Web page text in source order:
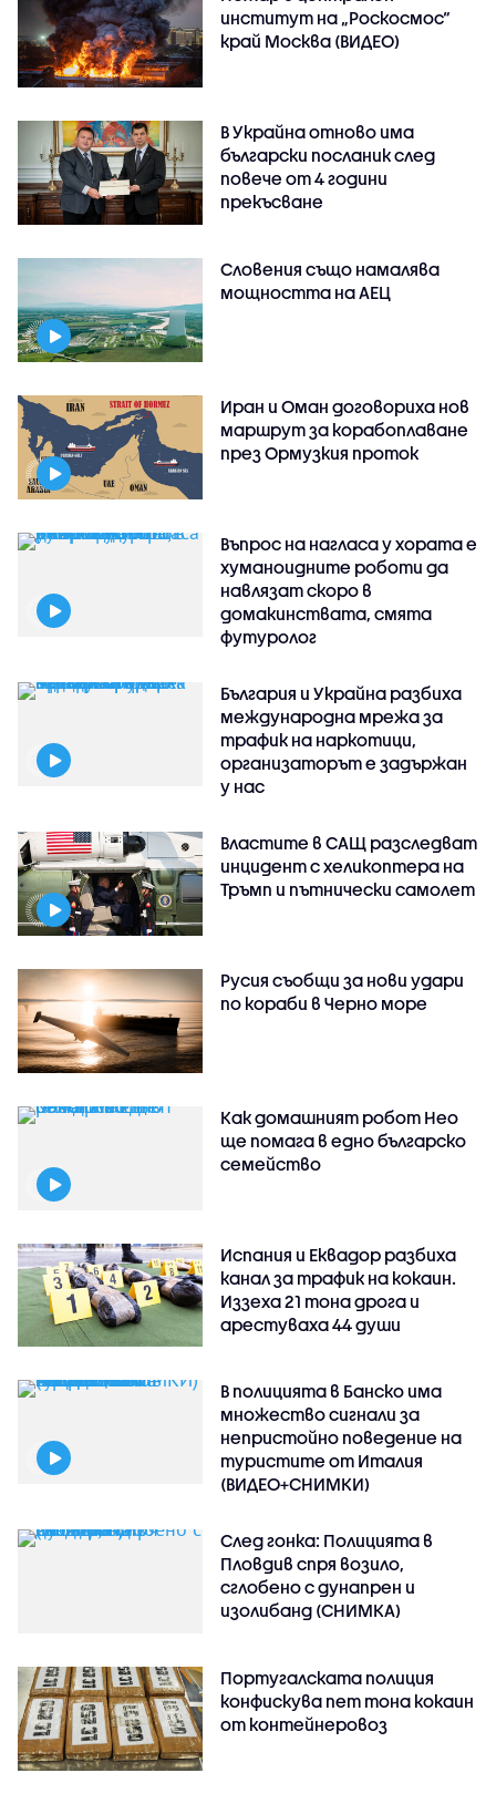
институт на „Роскосмос“
край Москва (ВИДЕО)
В Украйна отново има
български посланик след
повече от 4 години
прекъсване
Словения също намалява
мощността на АЕЦ
Иран и Оман договориха нов
маршрут за корабоплаване
през Ормузкия проток
Въпрос на нагласа у хората е
хуманоидните роботи да
навлязат скоро в
домакинствата, смята
футуролог
България и Украйна разбиха
международна мрежа за
трафик на наркотици,
организаторът е задържан
у нас
Властите в САЩ разследват
инцидент с хеликоптера на
Тръмп и пътнически самолет
Русия съобщи за нови удари
по кораби в Черно море
Как домашният робот Нео
ще помага в едно българско
семейство
Испания и Еквадор разбиха
канал за трафик на кокаин.
Иззеха 21 тона дрога и
арестуваха 44 души
В полицията в Банско има
множество сигнали за
непристойно поведение на
туристите от Италия
(ВИДЕО+СНИМКИ)
След гонка: Полицията в
Пловдив спря возило,
сглобено с дунапрен и
изолибанд (СНИМКА)
Португалската полиция
конфискува пет тона кокаин
от контейнеровоз